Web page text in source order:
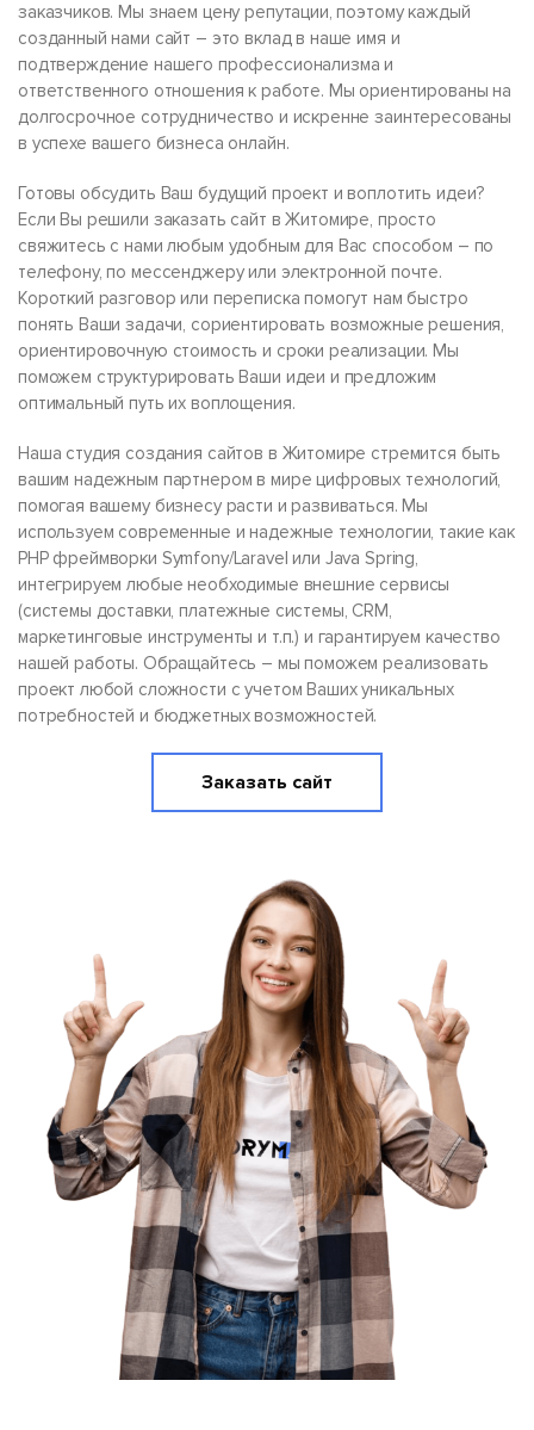
заказчиков. Мы знаем цену репутации, поэтому каждый
созданный нами сайт – это вклад в наше имя и
подтверждение нашего профессионализма и
ответственного отношения к работе. Мы ориентированы на
долгосрочное сотрудничество и искренне заинтересованы
в успехе вашего бизнеса онлайн.
Готовы обсудить Ваш будущий проект и воплотить идеи?
Если Вы решили заказать сайт в Житомире, просто
свяжитесь с нами любым удобным для Вас способом – по
телефону, по мессенджеру или электронной почте.
Короткий разговор или переписка помогут нам быстро
понять Ваши задачи, сориентировать возможные решения,
ориентировочную стоимость и сроки реализации. Мы
поможем структурировать Ваши идеи и предложим
оптимальный путь их воплощения.
Наша студия создания сайтов в Житомире стремится быть
вашим надежным партнером в мире цифровых технологий,
помогая вашему бизнесу расти и развиваться. Мы
используем современные и надежные технологии, такие как
PHP фреймворки Symfony/Laravel или Java Spring,
интегрируем любые необходимые внешние сервисы
(системы доставки, платежные системы, CRM,
маркетинговые инструменты и т.п.) и гарантируем качество
нашей работы. Обращайтесь – мы поможем реализовать
проект любой сложности с учетом Ваших уникальных
потребностей и бюджетных возможностей.
Заказать сайт